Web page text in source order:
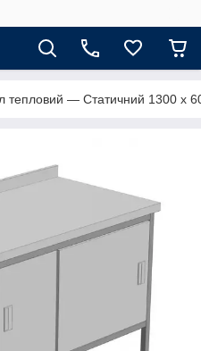
тепловий — Статичний 1300 х